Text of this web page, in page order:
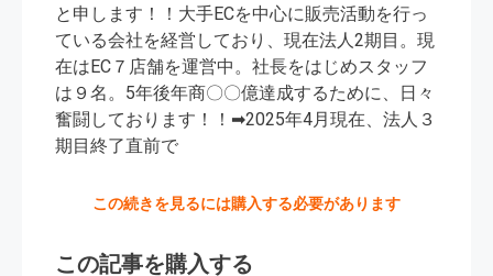
と申します！！大手ECを中心に販売活動を行っ
ている会社を経営しており、現在法人2期目。現
在はEC７店舗を運営中。社長をはじめスタッフ
は９名。5年後年商〇〇億達成するために、日々
奮闘しております！！➡2025年4月現在、法人３
期目終了直前で
この続きを見るには購入する必要があります
この記事を購入する